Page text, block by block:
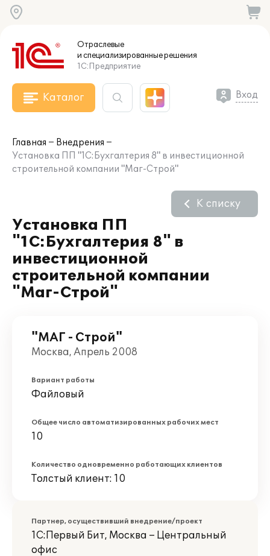
Отраслевые
и специализированныерешения
1С:Предприятие
Каталог Вход
Главная
Внедрения
Установка ПП "1С:Бухгалтерия 8" в инвестиционной
строительной компании "Маг-Строй"
Установка ПП
"1С:Бухгалтерия 8" в
инвестиционной
строительной компании
"Маг-Строй"
К списку
"МАГ - Строй"
Москва, Апрель 2008
Вариант работы
Файловый
Общее число автоматизированных рабочих мест
10
Количество одновременно работающих клиентов
Толстый клиент: 10
Партнер, осуществивший внедрение/проект
1С:Первый Бит, Москва – Центральный
офис